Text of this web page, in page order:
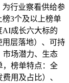
行业察看供给参
3个及以上榜单
AI成长六大标的
用层落地）、可持
市场潜力、生态
，榜单特点：全
用及占比）、